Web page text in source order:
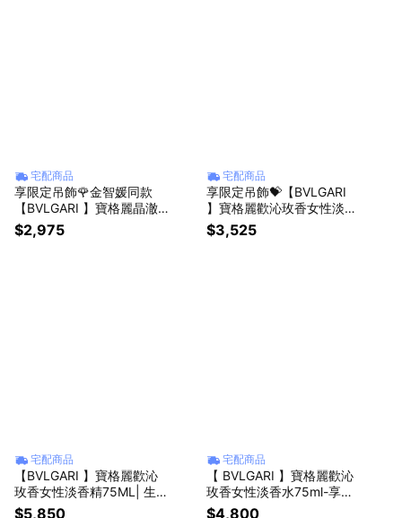
宅配商品
享限定吊飾🌹金智媛同款
【BVLGARI 】寶格麗晶澈
女性淡香水15ml+ 護手霜4
0ML | 送禮首選✨生日贈禮
$2,975
宅配商品
享限定吊飾💝【BVLGARI
】寶格麗歡沁玫香女性淡香
精30ML+身體乳7ml -送禮
推薦
$3,525
宅配商品
【BVLGARI 】寶格麗歡沁
玫香女性淡香精75ML| 生日
送禮推薦
$5,850
宅配商品
【 BVLGARI 】寶格麗歡沁
玫香女性淡香水75ml-享禮
袋包裝| 生日送禮推薦
$4,800